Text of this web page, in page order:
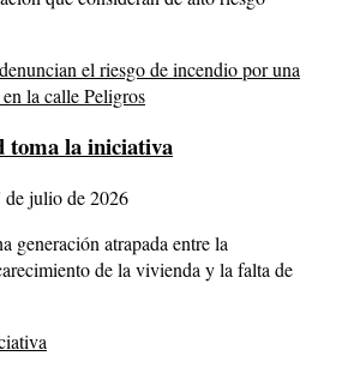
toma la iniciativa
de julio de 2026
generación atrapada entre la
de la vivienda y la falta de